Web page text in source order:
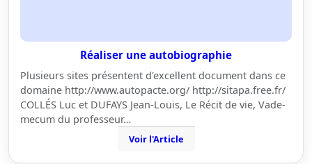
Réaliser une autobiographie
Plusieurs sites présentent d'excellent document dans ce
domaine http://www.autopacte.org/ http://sitapa.free.fr/
COLLÉS Luc et DUFAYS Jean-Louis, Le Récit de vie, Vade-
mecum du professeur…
Voir l'Article